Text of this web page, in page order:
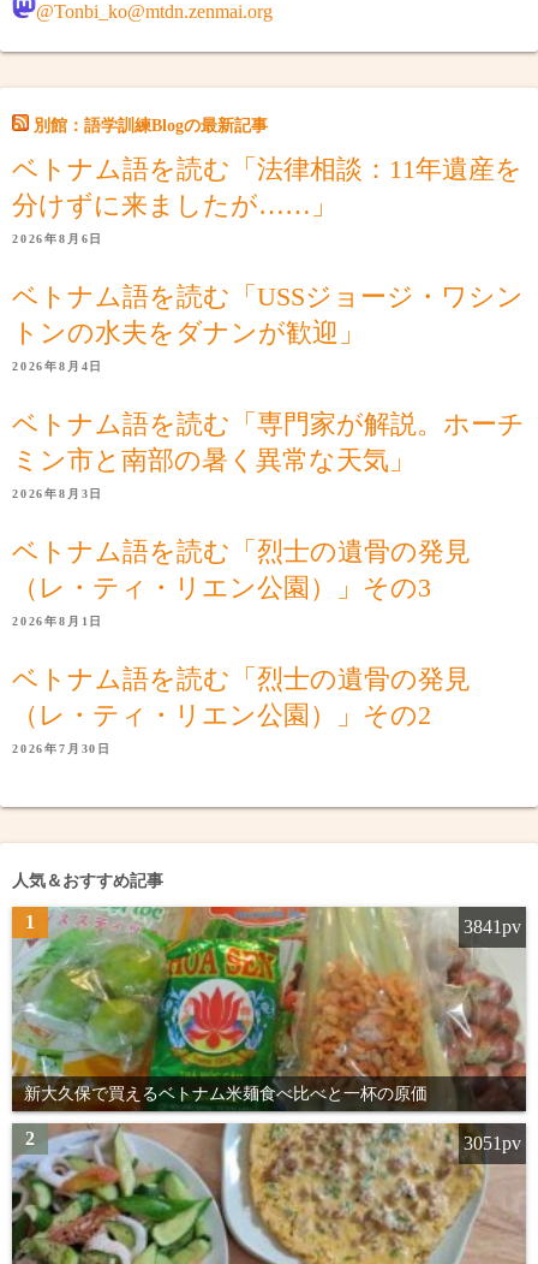
@Tonbi_ko@mtdn.zenmai.org
別館：語学訓練Blogの最新記事
ベトナム語を読む「法律相談：11年遺産を
分けずに来ましたが……」
2026年8月6日
ベトナム語を読む「USSジョージ・ワシン
トンの水夫をダナンが歓迎」
2026年8月4日
ベトナム語を読む「専門家が解説。ホーチ
ミン市と南部の暑く異常な天気」
2026年8月3日
ベトナム語を読む「烈士の遺骨の発見
（レ・ティ・リエン公園）」その3
2026年8月1日
ベトナム語を読む「烈士の遺骨の発見
（レ・ティ・リエン公園）」その2
2026年7月30日
人気＆おすすめ記事
1
新大久保で買えるベトナム米麺食べ比べと一杯の原価
3841pv
2 3051pv